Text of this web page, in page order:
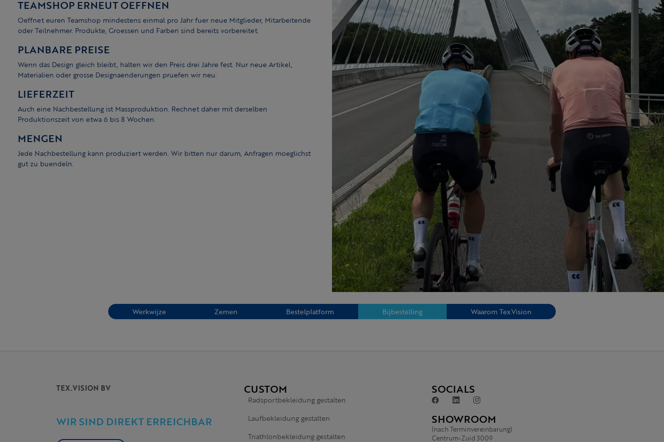
TEAMSHOP ERNEUT OEFFNEN
Oeffnet euren Teamshop mindestens einmal pro Jahr fuer neue Mitglieder, Mitarbeitende
oder Teilnehmer. Produkte, Groessen und Farben sind bereits vorbereitet.
PLANBARE PREISE
Wenn das Design gleich bleibt, halten wir den Preis drei Jahre fest. Nur neue Artikel,
Materialien oder grosse Designaenderungen pruefen wir neu.
LIEFERZEIT
Auch eine Nachbestellung ist Massproduktion. Rechnet daher mit derselben
Produktionszeit von etwa 6 bis 8 Wochen.
MENGEN
Jede Nachbestellung kann produziert werden. Wir bitten nur darum, Anfragen moeglichst
gut zu buendeln.
Werkwijze Zemen Bestelplatform Bijbestelling Waarom Tex.Vision
TEX.VISION BV
WIR SIND DIREKT ERREICHBAR
CUSTOM
Radsportbekleidung gestalten
Laufbekleidung gestalten
Triathlonbekleidung gestalten
SOCIALS
SHOWROOM
(nach Terminvereinbarung)
Centrum-Zuid 3009